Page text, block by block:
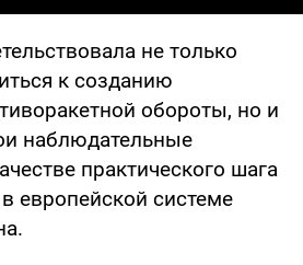
не только
к созданию
обороты, но и
наблюдательные
практического шага
европейской системе